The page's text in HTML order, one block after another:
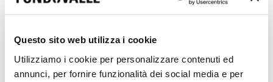
Questo sito web utilizza i cookie
Utilizziamo i cookie per personalizzare contenuti ed
annunci, per fornire funzionalità dei social media e per